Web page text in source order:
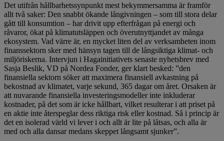
Det utifrån hållbarhetssynpunkt mest bekymmersamma är framför
allt två saker: Den snabbt ökande långivningen – som till stora delar
gått till konsumtion – har drivit upp efterfrågan på energi och
råvaror, ökat på klimatutsläppen och överutnyttjandet av många
ekosystem. Vad värre är, en mycket liten del av verksamheten inom
finanssektorn sker med hänsyn tagen till de långsiktiga klimat- och
miljöriskerna. Intervjun i Hagainitiativets senaste nyhetsbrev med
Sasja Beslik, VD på Nordea Fonder, ger klart besked: ”den
finansiella sektorn söker att maximera finansiell avkastning på
bekostnad av klimatet, varje sekund, 365 dagar om året. Orsaken är
att nuvarande finansiella investeringsmodeller inte inkluderar
kostnader, på det som är icke hållbart, vilket resulterar i att priset på
en aktie inte återspeglar dess riktiga risk eller kostnad. Så i princip är
det en isolerad värld vi lever i och allt är lite på låtsas, och alla är
med och alla dansar medans skeppet långsamt sjunker”.